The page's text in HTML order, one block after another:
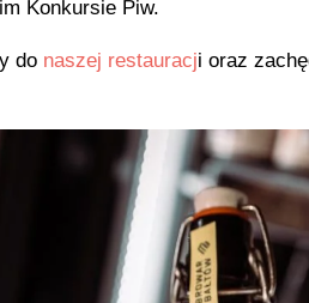
Konkursie Piw.
do naszej restauracji oraz